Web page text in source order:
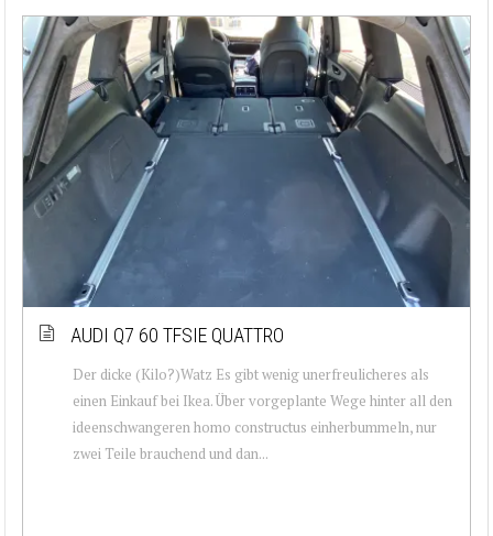
AUDI Q7 60 TFSIE QUATTRO
Der dicke (Kilo?)Watz Es gibt wenig unerfreulicheres als
einen Einkauf bei Ikea. Über vorgeplante Wege hinter all den
ideenschwangeren homo constructus einherbummeln, nur
zwei Teile brauchend und dan...